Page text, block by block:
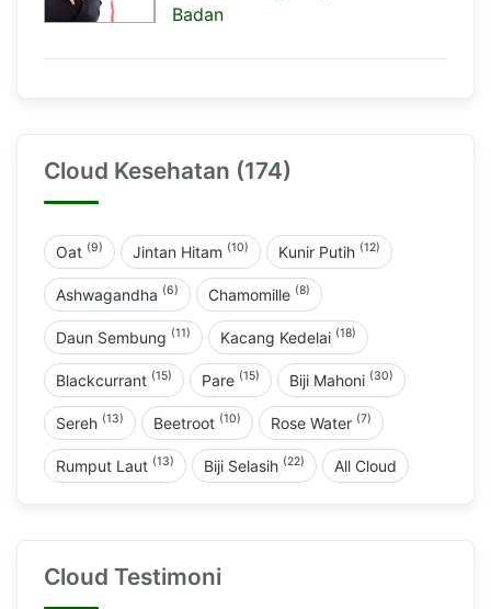
Badan
Cloud Kesehatan (174)
Oat (9) Jintan Hitam (10) Kunir Putih (12)
Ashwagandha (6) Chamomille (8)
Daun Sembung (11) Kacang Kedelai (18)
Blackcurrant (15) Pare (15) Biji Mahoni (30)
Sereh (13) Beetroot (10) Rose Water (7)
Rumput Laut (13) Biji Selasih (22) All Cloud
Cloud Testimoni